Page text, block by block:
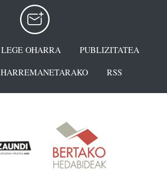
LEGE OHARRA
PUBLIZITATEA
HARREMANETARAKO RSS